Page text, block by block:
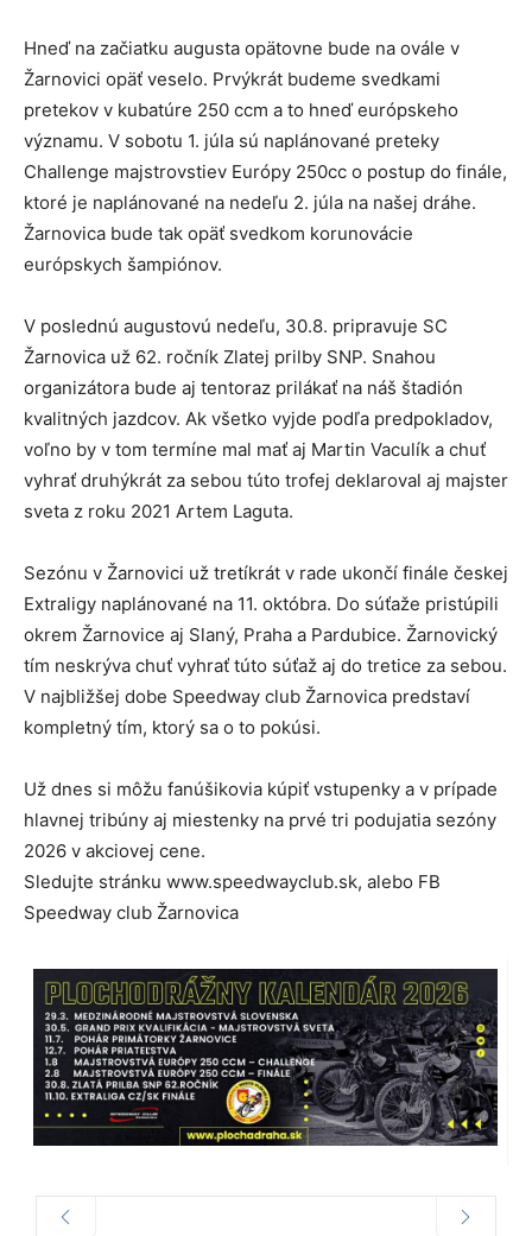
Hneď na začiatku augusta opätovne bude na ovále v
Žarnovici opäť veselo. Prvýkrát budeme svedkami
pretekov v kubatúre 250 ccm a to hneď európskeho
významu. V sobotu 1. júla sú naplánované preteky
Challenge majstrovstiev Európy 250cc o postup do finále,
ktoré je naplánované na nedeľu 2. júla na našej dráhe.
Žarnovica bude tak opäť svedkom korunovácie
európskych šampiónov.
V poslednú augustovú nedeľu, 30.8. pripravuje SC
Žarnovica už 62. ročník Zlatej prilby SNP. Snahou
organizátora bude aj tentoraz prilákať na náš štadión
kvalitných jazdcov. Ak všetko vyjde podľa predpokladov,
voľno by v tom termíne mal mať aj Martin Vaculík a chuť
vyhrať druhýkrát za sebou túto trofej deklaroval aj majster
sveta z roku 2021 Artem Laguta.
Sezónu v Žarnovici už tretíkrát v rade ukončí finále českej
Extraligy naplánované na 11. októbra. Do súťaže pristúpili
okrem Žarnovice aj Slaný, Praha a Pardubice. Žarnovický
tím neskrýva chuť vyhrať túto súťaž aj do tretice za sebou.
V najbližšej dobe Speedway club Žarnovica predstaví
kompletný tím, ktorý sa o to pokúsi.
Už dnes si môžu fanúšikovia kúpiť vstupenky a v prípade
hlavnej tribúny aj miestenky na prvé tri podujatia sezóny
2026 v akciovej cene.
Sledujte stránku www.speedwayclub.sk, alebo FB
Speedway club Žarnovica